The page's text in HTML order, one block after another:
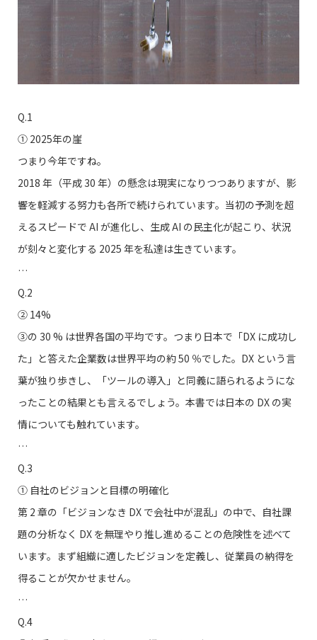
Q.1
① 2025年の崖
つまり今年ですね。
2018 年（平成 30 年）の懸念は現実になりつつありますが、影
響を軽減する努力も各所で続けられています。当初の予測を超
えるスピードで AI が進化し、生成 AI の民主化が起こり、状況
が刻々と変化する 2025 年を私達は生きています。
…
Q.2
➁ 14%
③の 30 % は世界各国の平均です。つまり日本で「DX に成功し
た」と答えた企業数は世界平均の約 50 ％でした。DX という言
葉が独り歩きし、「ツールの導入」と同義に語られるようにな
ったことの結果とも言えるでしょう。本書では日本の DX の実
情についても触れています。
…
Q.3
① 自社のビジョンと目標の明確化
第 2 章の「ビジョンなき DX で会社中が混乱」の中で、自社課
題の分析なく DX を無理やり推し進めることの危険性を述べて
います。まず組織に適したビジョンを定義し、従業員の納得を
得ることが欠かせません。
…
Q.4